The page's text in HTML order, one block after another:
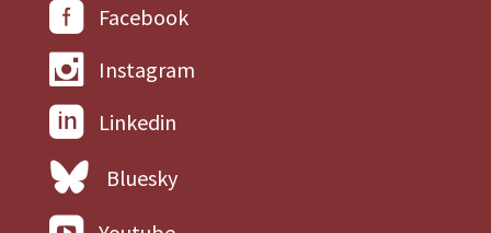
Facebook
Instagram
Linkedin
Bluesky